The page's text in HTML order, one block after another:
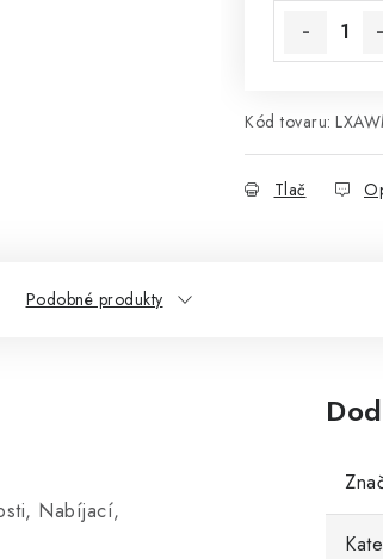
Kód tovaru:
Tlač
Podobné produkty
Nabíjací,